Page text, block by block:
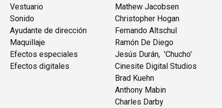
Vestuario
Mathew Jacobsen
Sonido
Christopher Hogan
Ayudante de dirección
Fernando Altschul
Maquillaje
Ramón De Diego
Efectos especiales
Jesús Durán, 'Chucho'
Efectos digitales
Cinesite Digital Studios
Brad Kuehn
Anthony Mabin
Charles Darby